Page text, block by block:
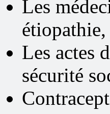
Les
Les actes
sécurité